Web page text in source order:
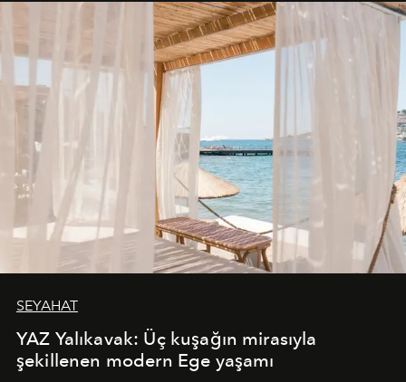
SEYAHAT
YAZ Yalıkavak: Üç kuşağın mirasıyla
şekillenen modern Ege yaşamı